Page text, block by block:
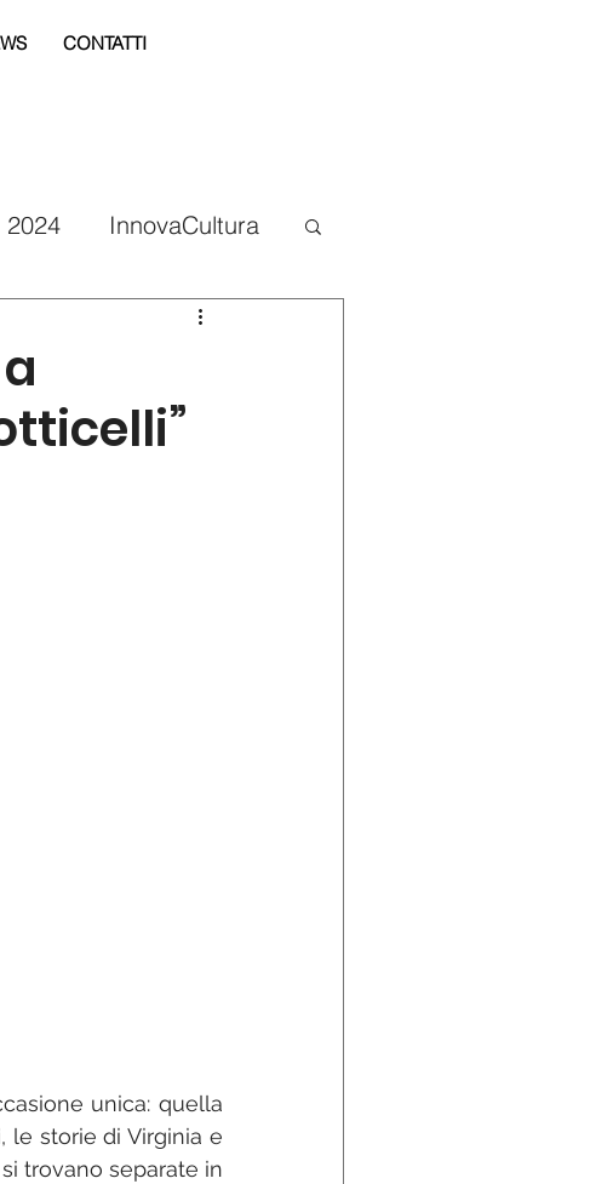
CONTATTI
2024 InnovaCultura
unica: quella
, le storie di Virginia e
trovano separate in